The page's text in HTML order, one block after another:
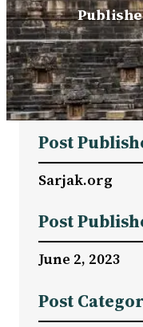
Post
Sarjak.org
Post
June 2, 2023
Post